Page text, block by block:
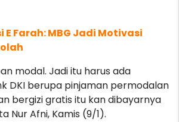
Farah: MBG Jadi Motivasi
modal. Jadi itu harus ada
DKI berupa pinjaman permodalan
bergizi gratis itu kan dibayarnya
Nur Afni, Kamis (9/1).